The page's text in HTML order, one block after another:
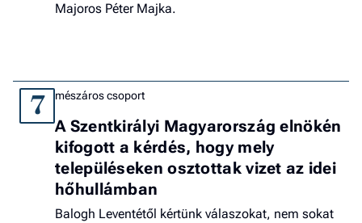
Majoros Péter Majka.
7 mészáros csoport
A Szentkirályi Magyarország elnökén
kifogott a kérdés, hogy mely
településeken osztottak vizet az idei
hőhullámban
Balogh Leventétől kértünk válaszokat, nem sokat